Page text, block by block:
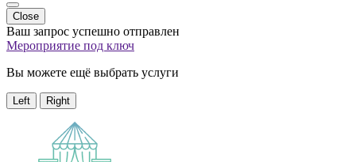
Close
Ваш запрос успешно отправлен
Мероприятие под ключ
Вы можете ещё выбрать услуги
Left Right